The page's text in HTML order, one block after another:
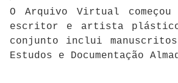
O Arquivo Virtual
escritor e artista plástico,
conjunto inclui
Estudos e Documentação